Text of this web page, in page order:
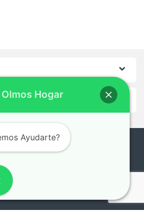
te podemos ayudar?
496-2922 /
491-7132
Hogar
Ayudarte?